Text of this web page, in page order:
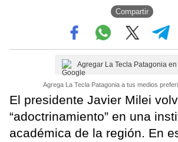
Compartir
Agregar La Tecla Patagonia
Agrega La Tecla Patagonia a tus medios
El presidente Javier Milei
“adoctrinamiento” en una
académica de la región. En